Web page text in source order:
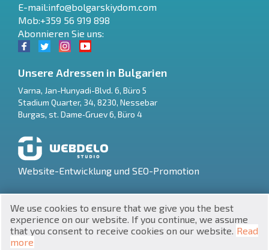
$
₴
zł BG
E-mail:info@bolgarskiydom.com
Mob:+359 56 919 898
Abonnieren Sie uns:
Unsere Adressen in Bulgarien
Varna, Jan-Hunyadi-Blvd. 6, Büro 5
Stadium Quarter, 34, 8230, Nessebar
Burgas, st. Dame‑Gruev 6, Büro 4
Website-Entwicklung und SEO-Promotion
UNIC 201160903
We use cookies to ensure that we give you the best
experience on our website. If you continue, we assume
that you consent to receive cookies on our website. Read
more